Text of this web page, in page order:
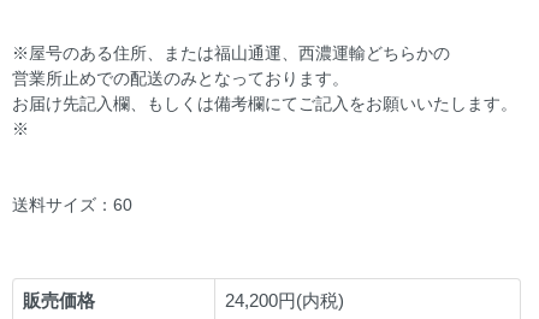
※屋号のある住所、または福山通運、西濃運輸どちらかの
営業所止めでの配送のみとなっております。
お届け先記入欄、もしくは備考欄にてご記入をお願いいたします。
※
送料サイズ：60
販売価格 24,200円(内税)